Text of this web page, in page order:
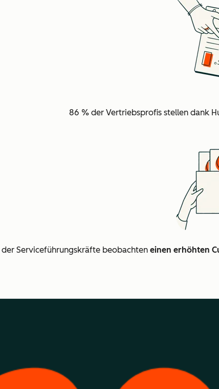
86 % der Vertriebsprofis stellen dank
der Serviceführungskräfte beobachten einen erhöhten